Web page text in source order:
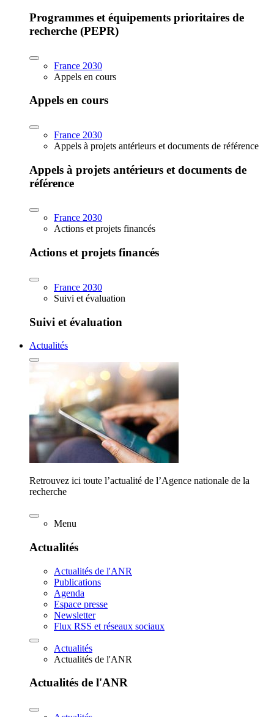
Programmes et équipements prioritaires de
recherche (PEPR)
France 2030
Appels en cours
Appels en cours
France 2030
Appels à projets antérieurs et documents de référence
Appels à projets antérieurs et documents de
référence
France 2030
Actions et projets financés
Actions et projets financés
France 2030
Suivi et évaluation
Suivi et évaluation
Actualités
Retrouvez ici toute l’actualité de l’Agence nationale de la
recherche
Menu
Actualités
Actualités de l'ANR
Publications
Agenda
Espace presse
Newsletter
Flux RSS et réseaux sociaux
Actualités
Actualités de l'ANR
Actualités de l'ANR